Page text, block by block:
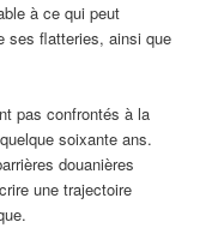
à ce qui peut
ses flatteries, ainsi que
pas confrontés à la
soixante ans.
douanières
une trajectoire